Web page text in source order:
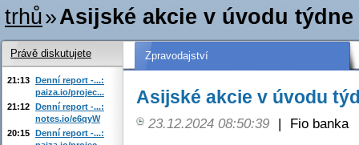
trhů»Asijské akcie v úvodu
Zpravodajství
Asijské akcie v úvodu
23.12.2024 08:50:39 |
Fio banka
Právě diskutujete
21:13 Denní report -...:
paiza.io/projec...
21:12 Denní report -...:
notes.io/e6qyW
20:15 Denní report -...: